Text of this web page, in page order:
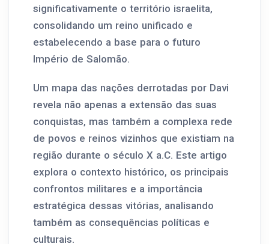
significativamente o território israelita,
consolidando um reino unificado e
estabelecendo a base para o futuro
Império de Salomão.
Um mapa das nações derrotadas por Davi
revela não apenas a extensão das suas
conquistas, mas também a complexa rede
de povos e reinos vizinhos que existiam na
região durante o século X a.C. Este artigo
explora o contexto histórico, os principais
confrontos militares e a importância
estratégica dessas vitórias, analisando
também as consequências políticas e
culturais.